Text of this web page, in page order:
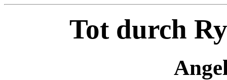
Tot durch